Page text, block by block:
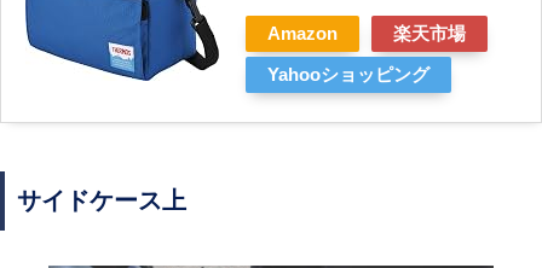
Amazon 楽天市場
Yahooショッピング
サイドケース上